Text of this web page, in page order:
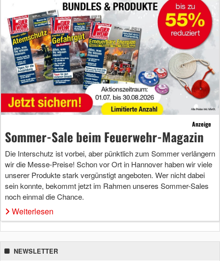
Anzeige
Sommer-Sale beim Feuerwehr-Magazin
Die Interschutz ist vorbei, aber pünktlich zum Sommer verlängern
wir die Messe-Preise! Schon vor Ort in Hannover haben wir viele
unserer Produkte stark vergünstigt angeboten. Wer nicht dabei
sein konnte, bekommt jetzt im Rahmen unseres Sommer-Sales
noch einmal die Chance.
Weiterlesen
NEWSLETTER